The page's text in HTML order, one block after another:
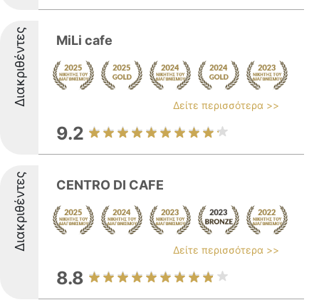
Διακριθέντες MiLi cafe
Δείτε περισσότερα >>
9.2
Διακριθέντες CENTRO DI CAFE
Δείτε περισσότερα >>
8.8